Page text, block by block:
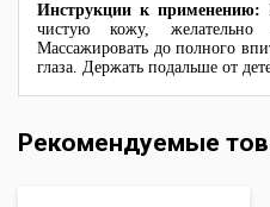
Инструкции к применению:
чистую кожу, желательно
Массажировать до полного
глаза. Держать подальше от
Рекомендуемые